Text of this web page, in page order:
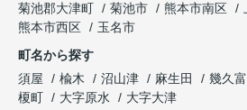
菊池郡大津町
菊池市 熊本市南区
熊本市西区
玉名市
町名から探す
須屋
楡木 沼山津 麻生田 幾久富
榎町
大字原水
大字大津